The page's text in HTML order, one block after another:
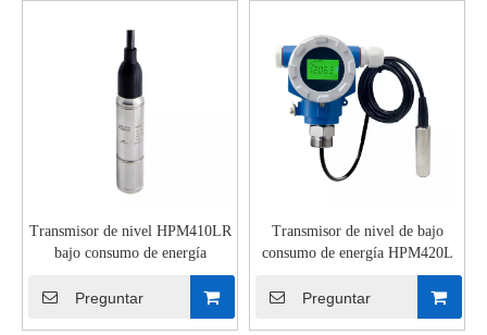
Transmisor de nivel HPM410LR
bajo consumo de energía
Preguntar
Transmisor de nivel de bajo
consumo de energía HPM420L
Preguntar